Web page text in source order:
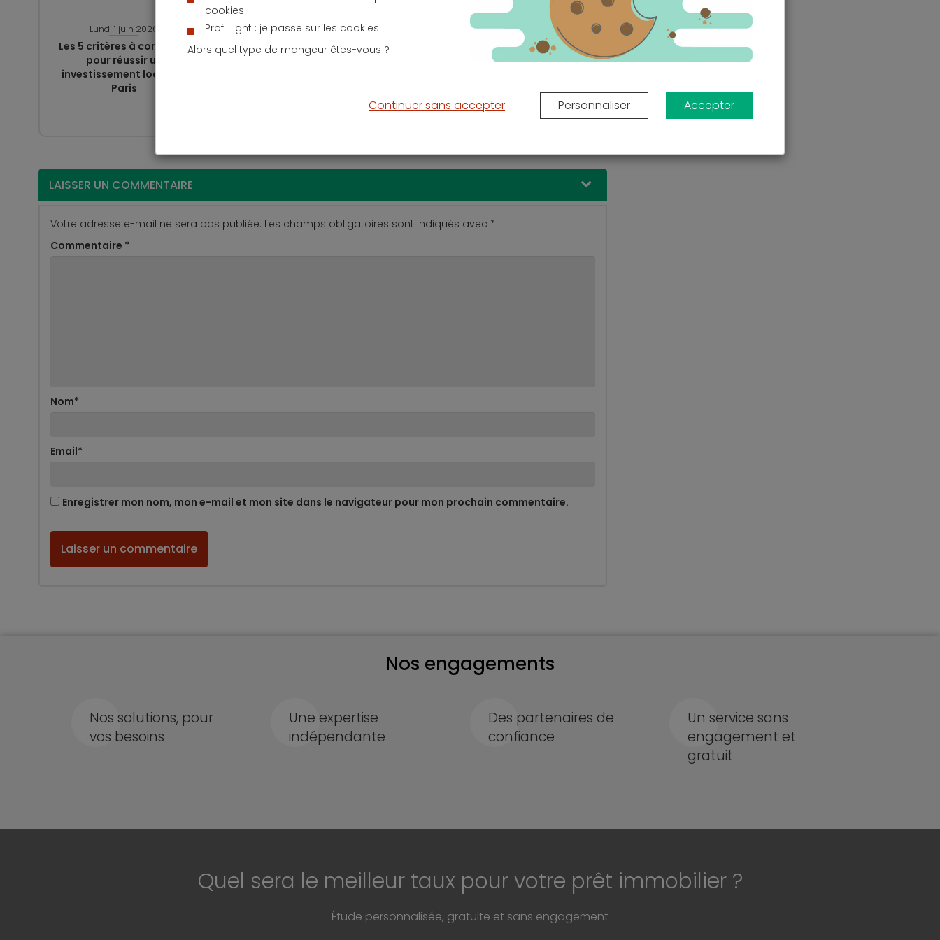
Lundi 1 juin 2026
Les 5 critères à comparer
pour réussir un
investissement locatif à
Paris
Mardi 12 mai 2026
Que couvre l’assurance
copropriété ? Garanties et
Jeudi 30 avril 2026
Livret A : boudé par les
Français, quelles autres
LAISSER UN COMMENTAIRE
Votre adresse e-mail ne sera pas publiée. Les champs obligatoires sont indiqués avec *
Commentaire *
Nom*
Email*
Enregistrer mon nom, mon e-mail et mon site dans le navigateur pour mon prochain commentaire.
Nos engagements
Nos solutions, pour
vos besoins
Une expertise
indépendante
Des partenaires de
confiance
Un service sans
engagement et
gratuit
Quel sera le meilleur taux pour votre prêt immobilier ?
Étude personnalisée, gratuite et sans engagement
cookies
Profil light : je passe sur les cookies
Alors quel type de mangeur êtes-vous ?
Continuer sans accepter Personnaliser Accepter